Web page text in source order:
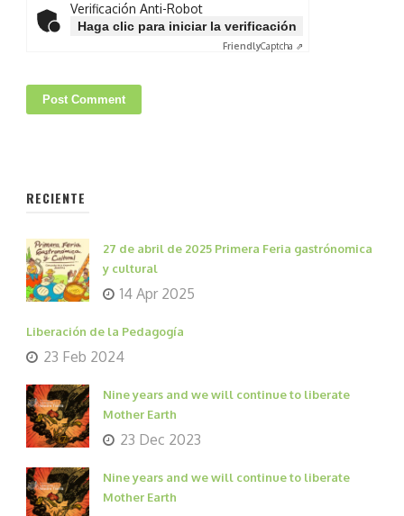
Verificación Anti-Robot
Haga clic para iniciar la verificación
FriendlyCaptcha ⇗
RECIENTE
27 de abril de 2025 Primera Feria gastrónomica
y cultural
14 Apr 2025
Liberación de la Pedagogía
23 Feb 2024
Nine years and we will continue to liberate
Mother Earth
23 Dec 2023
Nine years and we will continue to liberate
Mother Earth